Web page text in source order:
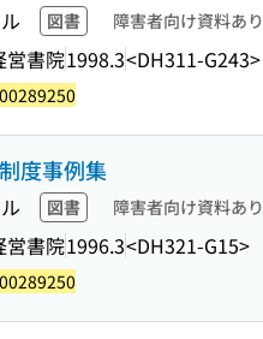
図書 障害者向け資料あり
営書院1998.3<DH311-G243>
00289250
度事例集
図書 障害者向け資料あり
営書院1996.3<DH321-G15>
00289250